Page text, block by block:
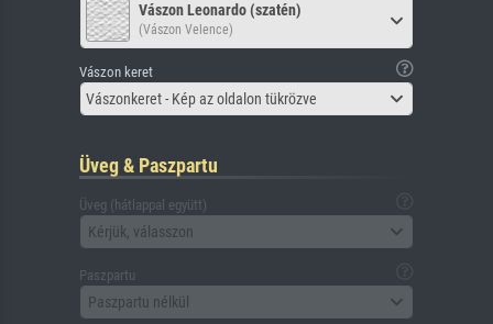
Vászon Leonardo (szatén)
(Vászon Velence)
Vászon keret
Vászonkeret - Kép az oldalon tükrözve
Üveg & Paszpartu
Üveg (hátlappal együtt)
Kérjük, válasszon
Paszpartu
Paszpartu nélkül